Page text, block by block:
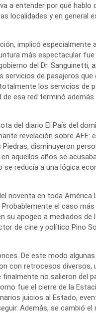
a entender por qué hablo
localidades y en general
implicó especialmente
más espectacular
del Dr. Sanguinetti,
servicios de pasajeros
los servicios de
esa red terminó además
del diario El País del
revelación sobre AFE:
disminuyeron
aquellos años se
reducía a una lógica
noventa en toda América
el caso
apogeo a mediados de
de cine y político Pino
De este modo
con retrocesos diversos,
no salieron del
fue el cierre de la
juicios al Estado,
Además, se cambió